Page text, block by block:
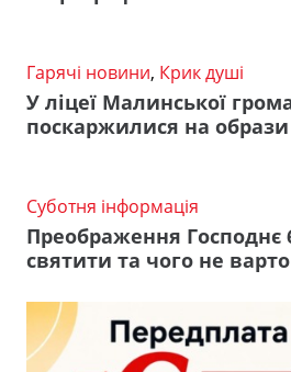
Гарячі новини, Крик душі
У ліцеї Малинської
поскаржилися на
Суботня інформація
Преображення Господнє
святити та чого не